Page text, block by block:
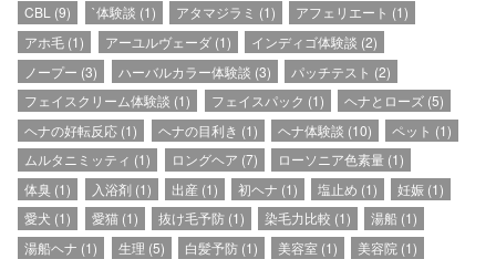
CBL (9) `体験談 (1) アタマジラミ (1) アフェリエート (1)
アホ毛 (1) アーユルヴェーダ(1) インディゴ体験談 (2)
ノープー (3) ハーバルカラー体験談 (3) パッチテスト (2)
フェイスクリーム体験談 (1) フェイスパック (1) ヘナとローズ(5)
ヘナの好転反応 (1) ヘナの目利き (1) ヘナ体験談 (10) ペット (1)
ムルタニミッティ (1) ロングヘア (7) ローソニア色素量(1)
体臭 (1) 入浴剤(1) 出産(1) 初ヘナ (1) 塩止め (1) 妊娠 (1)
愛犬 (1) 愛猫(1) 抜け毛予防(1) 染毛力比較 (1) 湯船 (1)
湯船ヘナ (1) 生理 (5) 白髪予防(1) 美容室 (1) 美容院 (1)